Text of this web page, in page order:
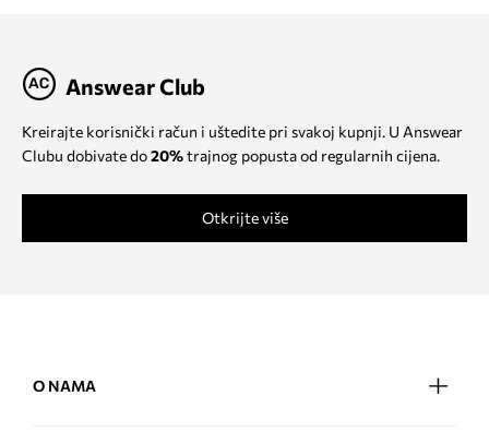
Answear Club
Kreirajte korisnički račun i uštedite pri svakoj kupnji. U Answear
Clubu dobivate do20%trajnog popusta od regularnih cijena.
Otkrijte više
O NAMA